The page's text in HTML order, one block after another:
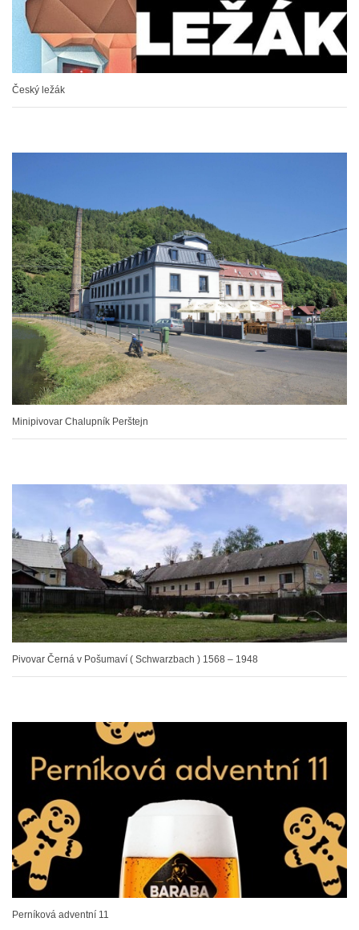
Český ležák
Minipivovar Chalupník Perštejn
Pivovar Černá v Pošumaví ( Schwarzbach ) 1568 – 1948
Perníková adventní 11